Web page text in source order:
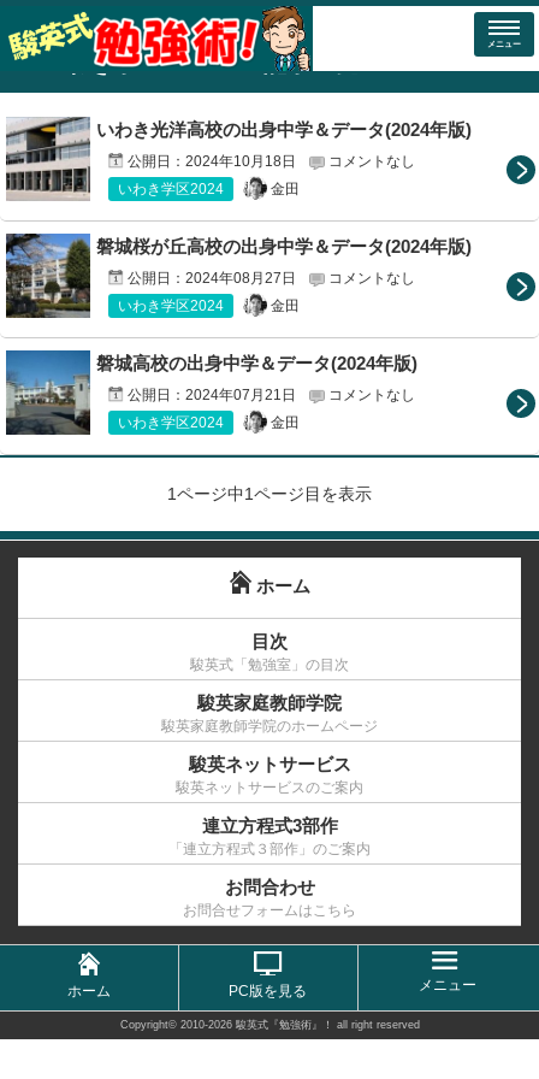
メニュー
トップページ 福島県の高校紹介(2024年)
「 いわき学区2024」の記事一覧
いわき光洋高校の出身中学＆データ(2024年版)
公開日： 2024年10月18日
コメントなし
いわき学区2024
金田
磐城桜が丘高校の出身中学＆データ(2024年版)
公開日： 2024年08月27日
コメントなし
いわき学区2024
金田
磐城高校の出身中学＆データ(2024年版)
公開日： 2024年07月21日
コメントなし
いわき学区2024
金田
1ページ中1ページ目を表示
ホーム
目次
駿英式「勉強室」の目次
駿英家庭教師学院
駿英家庭教師学院のホームページ
駿英ネットサービス
駿英ネットサービスのご案内
連立方程式3部作
「連立方程式３部作」のご案内
お問合わせ
お問合せフォームはこちら
ホーム PC版を見る メニュー
Copyright© 2010-2026 駿英式『勉強術』！ all right reserved